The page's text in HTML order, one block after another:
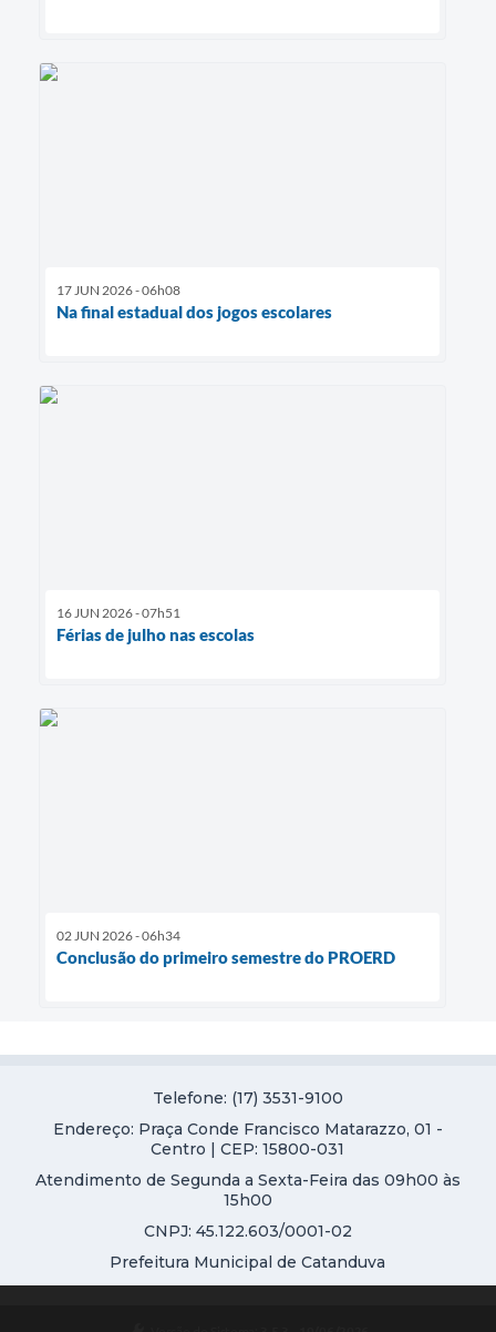
17 JUN 2026 - 06h08
Na final estadual dos jogos escolares
16 JUN 2026 - 07h51
Férias de julho nas escolas
02 JUN 2026 - 06h34
Conclusão do primeiro semestre do PROERD
Telefone: (17) 3531-9100
Endereço: Praça Conde Francisco Matarazzo, 01 -
Centro | CEP: 15800-031
Atendimento de Segunda a Sexta-Feira das 09h00 às
15h00
CNPJ: 45.122.603/0001-02
Prefeitura Municipal de Catanduva